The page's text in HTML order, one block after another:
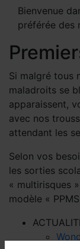
Bienvenue
préférée des
Si malgré tous
maladroits se
apparaissent,
avec nos
attendant les
Selon vos
les sorties
« multirisques
modèle «